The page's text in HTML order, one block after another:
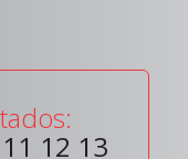
11 12 13